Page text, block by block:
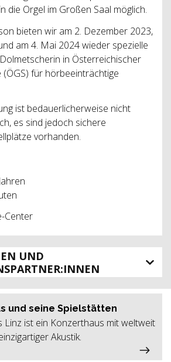
die Orgel im Großen Saal möglich.
bieten wir am 2. Dezember 2023,
am 4. Mai 2024 wieder spezielle
in Österreichischer
für hörbeeinträchtige
ist bedauerlicherweise nicht
es sind jedoch sichere
vorhanden.
Center
UND
und seine Spielstätten
Linz ist ein Konzerthaus mit weltweit
Akustik.